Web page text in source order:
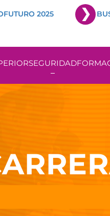
2025
SEGURIDAD